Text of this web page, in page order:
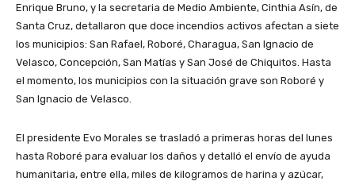
Enrique Bruno, y la secretaria de Medio Ambiente, Cinthia Asín, de
Santa Cruz, detallaron que doce incendios activos afectan a siete
los municipios: San Rafael, Roboré, Charagua, San Ignacio de
Velasco, Concepción, San Matías y San José de Chiquitos. Hasta
el momento, los municipios con la situación grave son Roboré y
San Ignacio de Velasco.
El presidente Evo Morales se trasladó a primeras horas del lunes
hasta Roboré para evaluar los daños y detalló el envío de ayuda
humanitaria, entre ella, miles de kilogramos de harina y azúcar,